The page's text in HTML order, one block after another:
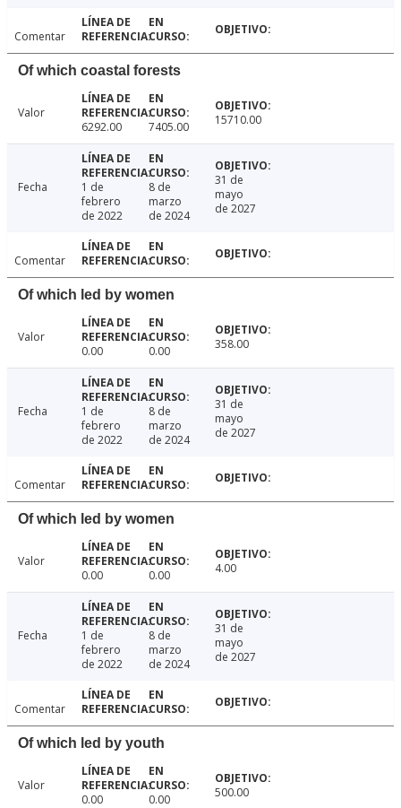
Comentar
Of which coastal forests
Valor
6292.00
7405.00 15710.00
Fecha
1 de
febrero
de 2022
8 de
marzo
de 2024
31 de
mayo
de 2027
Comentar
Of which led by women
Valor
0.00
0.00 358.00
Fecha
1 de
febrero
de 2022
8 de
marzo
de 2024
31 de
mayo
de 2027
Comentar
Of which led by women
Valor
0.00
0.00 4.00
Fecha
1 de
febrero
de 2022
8 de
marzo
de 2024
31 de
mayo
de 2027
Comentar
Of which led by youth
Valor
0.00
0.00 500.00